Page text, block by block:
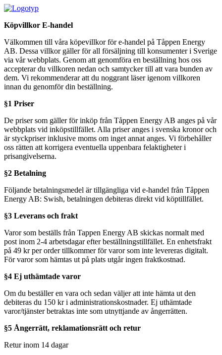
Köpvillkor E-handel
Välkommen till våra köpevillkor för e-handel på Tåppen Energy
AB. Dessa villkor gäller för all försäljning till konsumenter i Sverige
via vår webbplats. Genom att genomföra en beställning hos oss
accepterar du villkoren nedan och samtycker till att vara bunden av
dem. Vi rekommenderar att du noggrant läser igenom villkoren
innan du genomför din beställning.
§1 Priser
De priser som gäller för inköp från Tåppen Energy AB anges på vår
webbplats vid inköpstillfället. Alla priser anges i svenska kronor och
är styckpriser inklusive moms om inget annat anges. Vi förbehåller
oss rätten att korrigera eventuella uppenbara felaktigheter i
prisangivelserna.
§2 Betalning
Följande betalningsmedel är tillgängliga vid e-handel från Tåppen
Energy AB: Swish, betalningen debiteras direkt vid köptillfället.
§3 Leverans och frakt
Varor som beställs från Tappen Energy AB skickas normalt med
post inom 2-4 arbetsdagar efter beställningstillfället. En enhetsfrakt
på 49 kr per order tillkommer för varor som inte levereras digitalt.
För varor som hämtas ut på plats utgår ingen fraktkostnad.
§4 Ej uthämtade varor
Om du beställer en vara och sedan väljer att inte hämta ut den
debiteras du 150 kr i administrationskostnader. Ej uthämtade
varor/tjänster betraktas inte som utnyttjande av ångerrätten.
§5 Ångerrätt, reklamationsrätt och retur
Retur inom 14 dagar